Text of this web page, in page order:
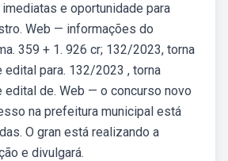
e oportunidade para
Web — informações do
359 + 1. 926 cr; 132/2023, torna
para. 132/2023 , torna
de. Web — o concurso novo
na prefeitura municipal está
O gran está realizando a
e divulgará.